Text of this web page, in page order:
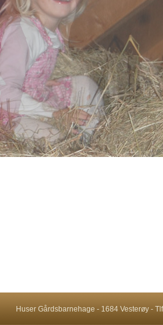
Huser Gårdsbarnehage - 1684 Vesterøy -